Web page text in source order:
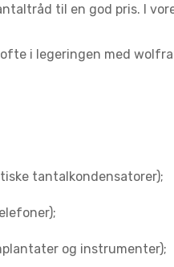
til en god pris. I
i legeringen med
tantalkondensatorer);
og instrumenter);